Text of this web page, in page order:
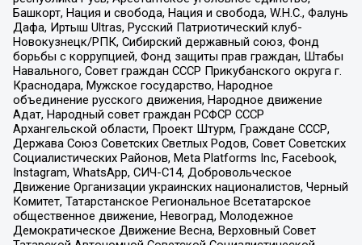
Башкорт, Нация и свобода, Нация и свобода, W.H.С., Фалунь
Дафа, Иртыш Ultras, Русский Патриотический клуб-
Новокузнецк/РПК, Сибирский державный союз, Фонд
борьбы с коррупцией, Фонд защиты прав граждан, Штабы
Навального, Совет граждан СССР Прикубанского округа г.
Краснодара, Мужское государство, Народное
объединение русского движения, Народное движение
Адат, Народный совет граждан РСФСР СССР
Архангельской области, Проект Штурм, Граждане СССР,
Держава Союз Советских Светлых Родов, Совет Советских
Социалистических Районов, Meta Platforms Inc, Facebook,
Instagram, WhatsApp, СИЧ-С14, Добровольческое
Движение Организации украинских националистов, Черный
Комитет, Татарстанское Региональное Всетатарское
общественное движение, Невоград, Молодежное
Демократическое Движение Весна, Верховный Совет